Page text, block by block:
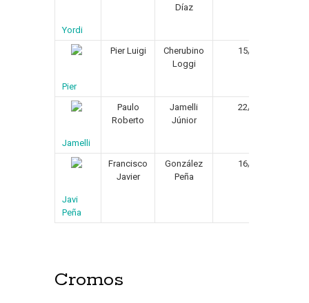
Yordi
Díaz
Pier
Pier Luigi
Cherubino
Loggi
15/10/1971
Jamelli
Paulo
Roberto
Jamelli
Júnior
22/07/1974
Javi
Peña
Francisco
Javier
González
Peña
16/09/1972
Cromos